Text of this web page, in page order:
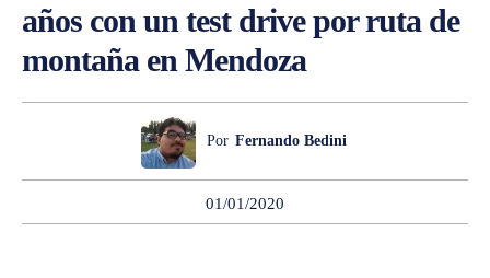
años con un test drive por ruta de
montaña en Mendoza
Por Fernando Bedini
01/01/2020